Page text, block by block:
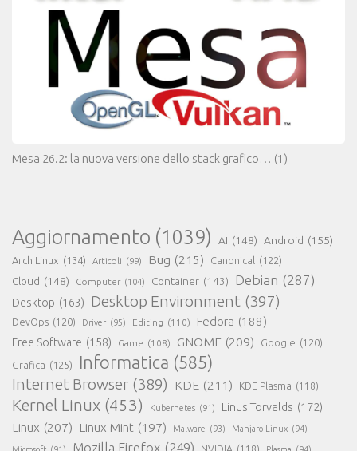
Mesa 26.2: la nuova versione dello stack grafico… (1)
Aggiornamento (1039) AI (148) Android (155)
Arch Linux (134) Articoli (99) Bug (215) Canonical (122)
Cloud (148) Computer (104) Container (143) Debian (287)
Desktop (163) Desktop Environment (397)
DevOps (120) Driver (95) Editing (110) Fedora (188)
Free Software (158) Game (108) GNOME (209) Google (120)
Grafica (125) Informatica (585)
Internet Browser (389) KDE (211) KDE Plasma (118)
Kernel Linux (453) Kubernetes (91) Linus Torvalds (172)
Linux (207) Linux Mint (197) Malware (93) Manjaro Linux (94)
Mozilla Firefox (249)